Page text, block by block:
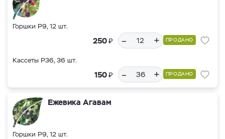
Горшки Р9, 12 шт.
250₽ – + ПРОДАНО
Кассеты Р36, 36 шт.
150₽ – + ПРОДАНО
Ежевика Агавам
Горшки Р9, 12 шт.